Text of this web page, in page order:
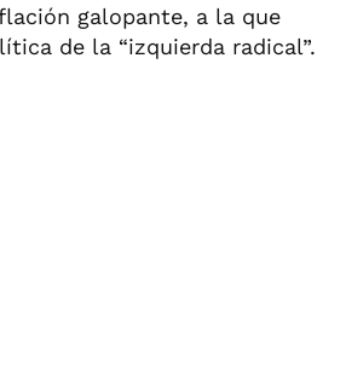
galopante, a la que
de la “izquierda radical”.